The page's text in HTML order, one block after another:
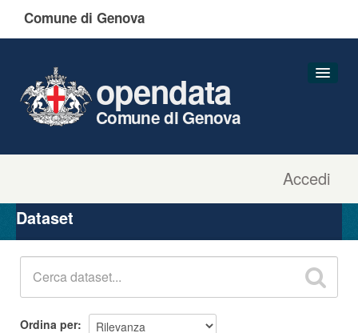
Comune di Genova
Accedi
opendata
Comune di Genova
Organizzazioni
Gruppi
Dataset
Ordina per